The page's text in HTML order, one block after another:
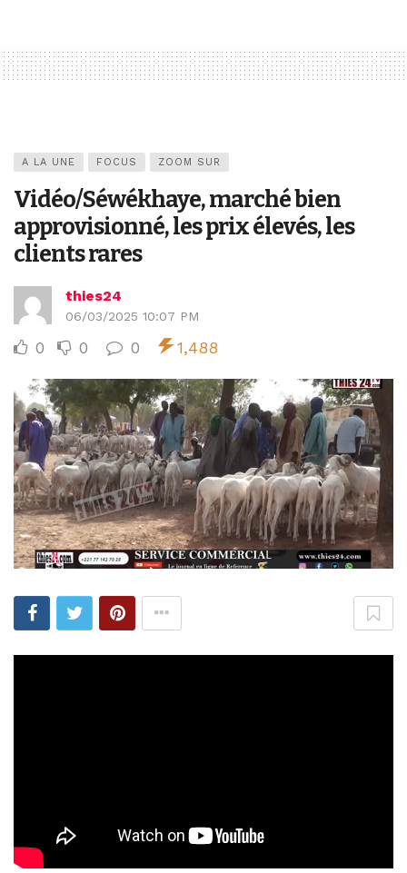
A LA UNE FOCUS ZOOM SUR
Vidéo/Séwékhaye, marché bien
approvisionné, les prix élevés, les
clients rares
thies24
06/03/2025 10:07 PM
0 0 0 1,488